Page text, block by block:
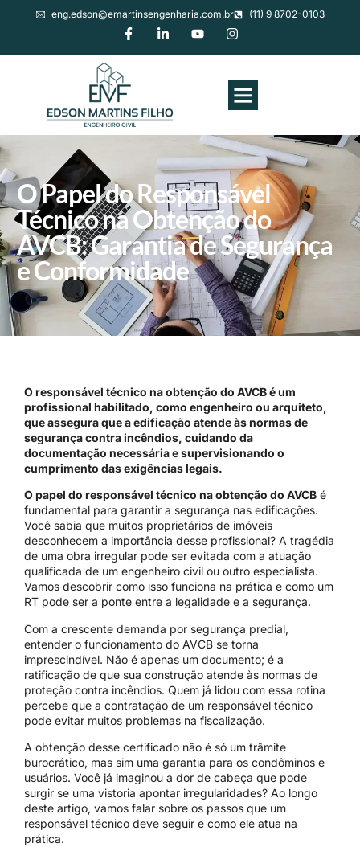
eng.edson@emartinsengenharia.com.br (11) 9 8702-0103
O Papel do Responsável
Técnico na Obtenção do
AVCB: Garantia de Segurança
e Conformidade
O responsável técnico na obtenção do AVCB é um
profissional habilitado, como engenheiro ou arquiteto,
que assegura que a edificação atende às normas de
segurança contra incêndios, cuidando da
documentação necessária e supervisionando o
cumprimento das exigências legais.
O papel do responsável técnico na obtenção do AVCB é
fundamental para garantir a segurança nas edificações.
Você sabia que muitos proprietários de imóveis
desconhecem a importância desse profissional? A tragédia
de uma obra irregular pode ser evitada com a atuação
qualificada de um engenheiro civil ou outro especialista.
Vamos descobrir como isso funciona na prática e como um
RT pode ser a ponte entre a legalidade e a segurança.
Com a crescente demanda por segurança predial,
entender o funcionamento do AVCB se torna
imprescindível. Não é apenas um documento; é a
ratificação de que sua construção atende às normas de
proteção contra incêndios. Quem já lidou com essa rotina
percebe que a contratação de um responsável técnico
pode evitar muitos problemas na fiscalização.
A obtenção desse certificado não é só um trâmite
burocrático, mas sim uma garantia para os condôminos e
usuários. Você já imaginou a dor de cabeça que pode
surgir se uma vistoria apontar irregularidades? Ao longo
deste artigo, vamos falar sobre os passos que um
responsável técnico deve seguir e como ele atua na
prática.